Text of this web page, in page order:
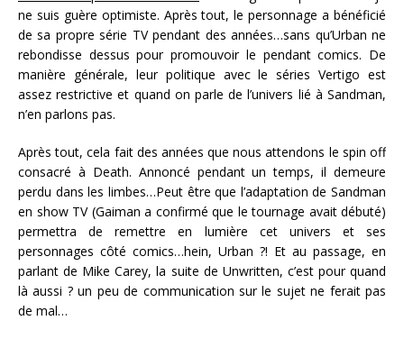
ne suis guère optimiste. Après tout, le personnage a bénéficié
de sa propre série TV pendant des années…sans qu’Urban ne
rebondisse dessus pour promouvoir le pendant comics. De
manière générale, leur politique avec le séries Vertigo est
assez restrictive et quand on parle de l’univers lié à Sandman,
n’en parlons pas.
Après tout, cela fait des années que nous attendons le spin off
consacré à Death. Annoncé pendant un temps, il demeure
perdu dans les limbes…Peut être que l’adaptation de Sandman
en show TV (Gaiman a confirmé que le tournage avait débuté)
permettra de remettre en lumière cet univers et ses
personnages côté comics…hein, Urban ?! Et au passage, en
parlant de Mike Carey, la suite de Unwritten, c’est pour quand
là aussi ? un peu de communication sur le sujet ne ferait pas
de mal…